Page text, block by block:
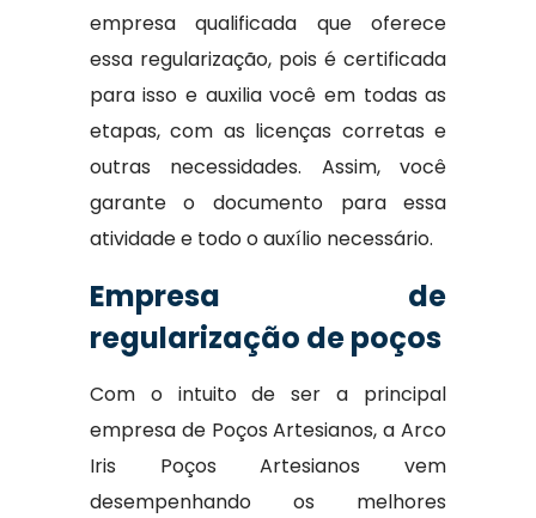
empresa qualificada que oferece
essa regularização, pois é certificada
para isso e auxilia você em todas as
etapas, com as licenças corretas e
outras necessidades. Assim, você
garante o documento para essa
atividade e todo o auxílio necessário.
Empresa de
regularização de poços
Com o intuito de ser a principal
empresa de Poços Artesianos, a Arco
Iris Poços Artesianos vem
desempenhando os melhores